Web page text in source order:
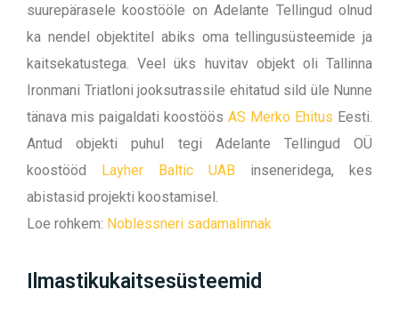
suurepärasele koostööle on Adelante Tellingud olnud
ka nendel objektitel abiks oma tellingusüsteemide ja
kaitsekatustega. Veel üks huvitav objekt oli Tallinna
Ironmani Triatloni jooksutrassile ehitatud sild üle Nunne
tänava mis paigaldati koostöös AS Merko Ehitus Eesti.
Antud objekti puhul tegi Adelante Tellingud OÜ
koostööd Layher Baltic UAB inseneridega, kes
abistasid projekti koostamisel.
Loe rohkem: Noblessneri sadamalinnak
Ilmastikukaitsesüsteemid